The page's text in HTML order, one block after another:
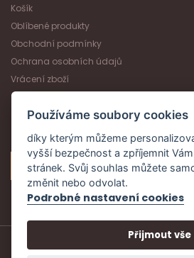
Košík
Oblíbené produkty
Obchodní podmínky
Ochrana osobních údajů
Vrácení zboží
Platební metody
Používáme soubory cookies
díky kterým můžeme
vyšší bezpečnost a zpříjemnit
stránek. Svůj souhlas můžete
změnit nebo odvolat.
Podrobné nastavení cookies
Přijmout vše